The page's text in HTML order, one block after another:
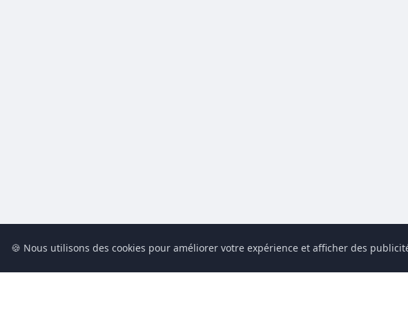
🍪 Nous utilisons des cookies pour améliorer votre expérience et afficher des